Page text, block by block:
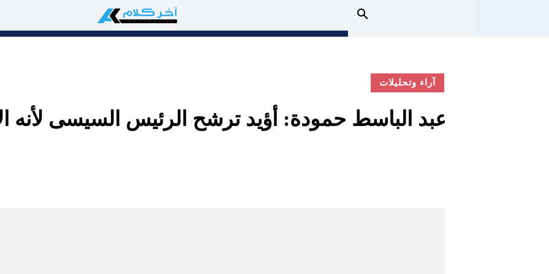
آراء وتحليلات
عبد الباسط حمودة: أؤيد ترشح الرئيس السيسى لأنه